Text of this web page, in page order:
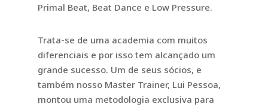
Primal Beat, Beat Dance e Low Pressure.
Trata-se de uma academia com muitos
diferenciais e por isso tem alcançado um
grande sucesso. Um de seus sócios, e
também nosso Master Trainer, Lui Pessoa,
montou uma metodologia exclusiva para